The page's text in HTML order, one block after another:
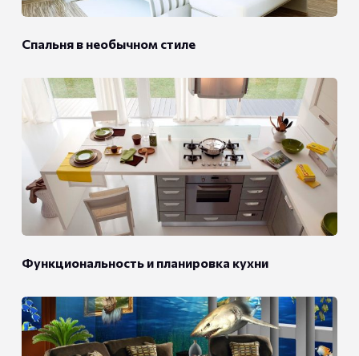
Спальня в необычном стиле
Функциональность и планировка кухни